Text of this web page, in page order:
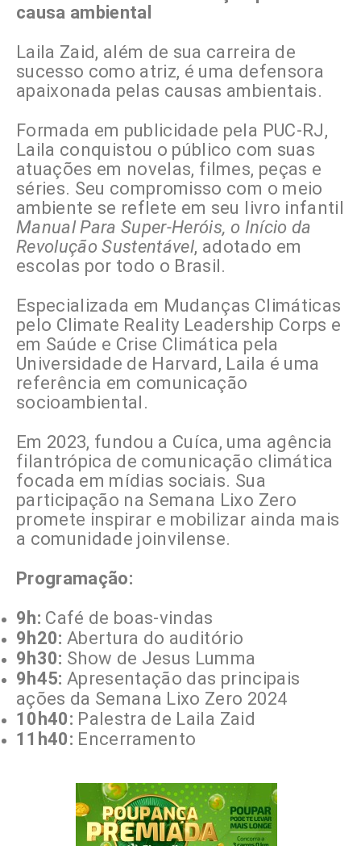
causa ambiental
Laila Zaid, além de sua carreira de
sucesso como atriz, é uma defensora
apaixonada pelas causas ambientais.
Formada em publicidade pela PUC-RJ,
Laila conquistou o público com suas
atuações em novelas, filmes, peças e
séries. Seu compromisso com o meio
ambiente se reflete em seu livro infantil
Manual Para Super-Heróis, o Início da
Revolução Sustentável, adotado em
escolas por todo o Brasil.
Especializada em Mudanças Climáticas
pelo Climate Reality Leadership Corps e
em Saúde e Crise Climática pela
Universidade de Harvard, Laila é uma
referência em comunicação
socioambiental.
Em 2023, fundou a Cuíca, uma agência
filantrópica de comunicação climática
focada em mídias sociais. Sua
participação na Semana Lixo Zero
promete inspirar e mobilizar ainda mais
a comunidade joinvilense.
Programação:
9h: Café de boas-vindas
9h20: Abertura do auditório
9h30: Show de Jesus Lumma
9h45: Apresentação das principais
ações da Semana Lixo Zero 2024
10h40: Palestra de Laila Zaid
11h40: Encerramento